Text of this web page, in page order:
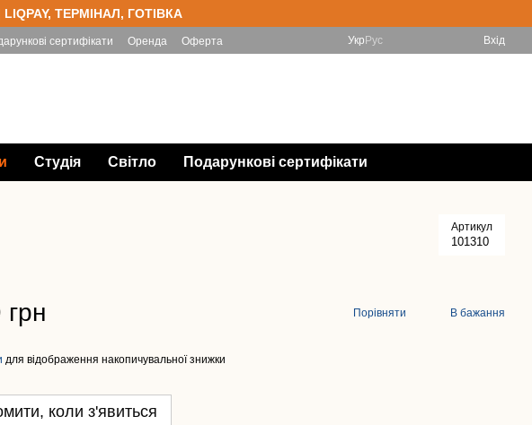
ТЕРМІНАЛ, ГОТІВКА
сертифікати Оренда
Оферта
Укр Рус Вхід
Студія Світло Подарункові сертифікати
Артикул
101310
Порівняти В бажання
для відображення накопичувальної знижки
коли з'явиться